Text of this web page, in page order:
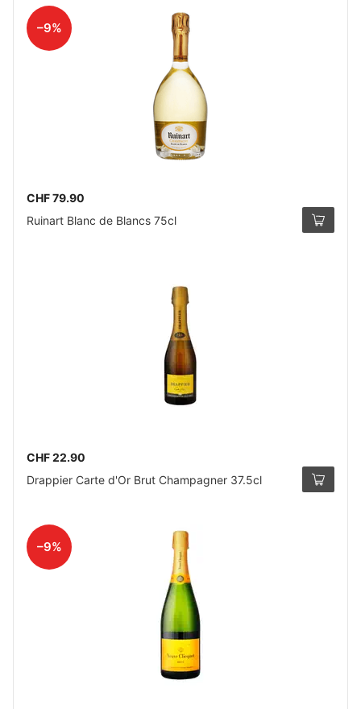
–9%
CHF 79.90
Ruinart Blanc de Blancs 75cl
CHF 22.90
Drappier Carte d'Or Brut Champagner 37.5cl
–9%